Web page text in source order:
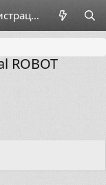
Регистрация
ROBOT